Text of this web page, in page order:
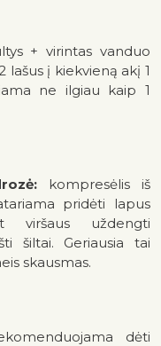
+ virintas vanduo
lašus į kiekvieną akį 1
ne ilgiau kaip 1
kompresėlis iš
pridėti lapus
viršaus uždengti
šiltai. Geriausia tai
skausmas.
dėti